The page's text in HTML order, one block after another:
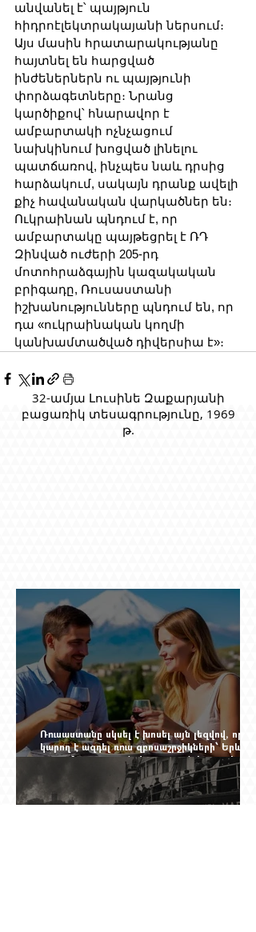
անվանել է՝ պայթյուն
հիդրոէլեկտրակայանի ներսում։
Այս մասին հրատարակությանը
հայտնել են հարցված
ինժեներներն ու պայթյունի
փորձագետները։ Նրանց
կարծիքով՝ հնարավոր է
ամբարտակի ոչնչացում
նախկինում խոցված լինելու
պատճառով, ինչպես նաև դրսից
հարձակում, սակայն դրանք ավելի
քիչ հավանական վարկածներ են։
Ուկրաինան պնդում է, որ
ամբարտակը պայթեցրել է ՌԴ
Զինված ուժերի 205-րդ
մոտոհրաձգային կազակական
բրիգադը, Ռուսաստանի
իշխանությունները պնդում են, որ
դա «ուկրաինական կողմի
կանխամտածված դիվերսիա է»։
32-ամյա Լուսինե Զաքարյանի
բացառիկ տեսագրությունը, 1969
թ.
Ռուսաստանը սկսել է խոսել այն լեզվով, որը
կարող է ազդել ռուս զբոսաշրջիկների՝ Երևան
գալու մտադրության վրա. որքան կարող է
խորանալ հայ-ռուսական ճգնաժամը